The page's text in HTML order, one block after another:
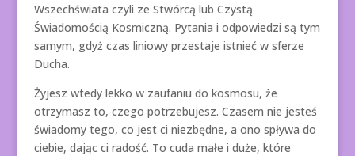
Wszechświata czyli ze Stwórcą lub Czystą
Świadomością Kosmiczną. Pytania i odpowiedzi są tym
samym, gdyż czas liniowy przestaje istnieć w sferze
Ducha.
Żyjesz wtedy lekko w zaufaniu do kosmosu, że
otrzymasz to, czego potrzebujesz. Czasem nie jesteś
świadomy tego, co jest ci niezbędne, a ono spływa do
ciebie, dając ci radość. To cuda małe i duże, które